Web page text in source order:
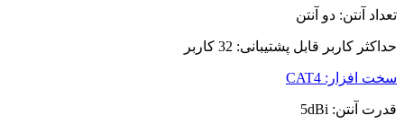
تعداد آنتن: دو آنتن
حداکثر کاربر قابل پشتیبانی: 32 کاربر
سخت افزار: CAT4
قدرت آنتن: 5dBi